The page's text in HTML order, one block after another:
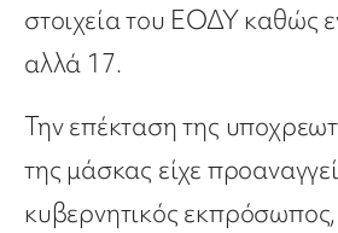
στοιχεία του ΕΟΔΥ καθώς
αλλά 17.
Την επέκταση της
της μάσκας είχε
κυβερνητικός εκπρόσωπος,